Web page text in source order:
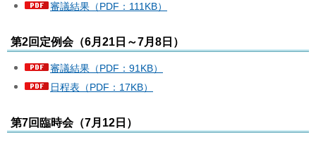
審議結果（PDF：111KB）
第2回定例会（6月21日～7月8日）
審議結果（PDF：91KB）
日程表（PDF：17KB）
第7回臨時会（7月12日）